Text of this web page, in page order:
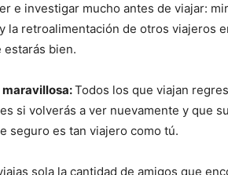
e investigar mucho antes de viajar:
la retroalimentación de otros viajeros
estarás bien.
Todos los que viajan
si volverás a ver nuevamente y que
seguro es tan viajero como tú.
sola la cantidad de amigos que